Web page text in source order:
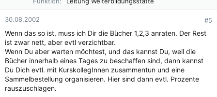
30.08.2002 #5
Wenn das so ist, muss ich Dir die Bücher 1,2,3 anraten. Der Rest
ist zwar nett, aber evtl verzichtbar.
Wenn Du aber warten möchtest, und das kannst Du, weil die
Bücher innerhalb eines Tages zu beschaffen sind, dann kannst
Du Dich evtl. mit KurskollegInnen zusammentun und eine
Sammelbestellung organisieren. Hier sind dann evtl. Prozente
rauszuschlagen.